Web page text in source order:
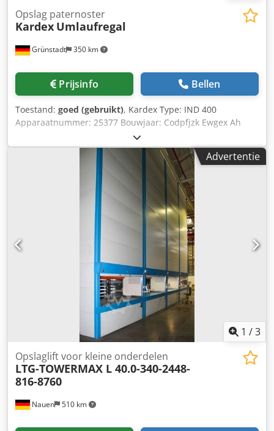
Grünstadt 350 km
Opslag paternoster
Kardex Umlaufregal
Prijsinfo Bellen
Toestand: goed (gebruikt), Kardex Type: IND 400
Apparaatnummer: 25377 Bouwjaar: Codpfjzk Ewgex Ah
Eoha Hoogte van het apparaat: ca. 6000 mm Breedte van
het apparaat: ca. 2920 mm Diepte van het apparaat: ca.
1100 mm + 350 mm tafelblad Aantal platen: 34 Breedte
van de platen: ca. 2250 mm Diepte van de platen: ca. 350
mm Hoogte van de platen: ca. 260 mm Last per vak: 257 kg
Totale last: 8738 kg Kleur: Grijs Apparaat A op de foto
Advertentie
1 /3
Nauen 510 km
Opslaglift voor kleine onderdelen
LTG-TOWERMAX L 40.0-340-2448-
816-8760